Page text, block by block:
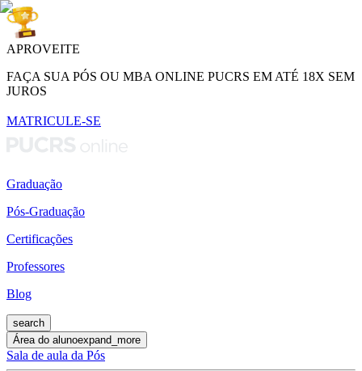
APROVEITE
FAÇA SUA PÓS OU MBA ONLINE PUCRS EM ATÉ 18X SEM
JUROS
MATRICULE-SE
Graduação
Pós-Graduação
Certificações
Professores
Blog
search
Área do alunoexpand_more
Sala de aula da Pós